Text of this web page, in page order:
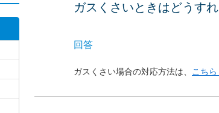
ガスくさいときはどうす
回答
ガスくさい場合の対応方法は、 こちら